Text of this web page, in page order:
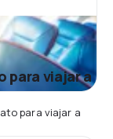
para viajar a
para viajar a